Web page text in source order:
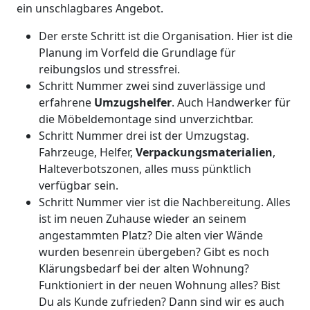
ein unschlagbares Angebot.
Der erste Schritt ist die Organisation. Hier ist die
Planung im Vorfeld die Grundlage für
reibungslos und stressfrei.
Schritt Nummer zwei sind zuverlässige und
erfahrene Umzugshelfer. Auch Handwerker für
die Möbeldemontage sind unverzichtbar.
Schritt Nummer drei ist der Umzugstag.
Fahrzeuge, Helfer, Verpackungsmaterialien,
Halteverbotszonen, alles muss pünktlich
verfügbar sein.
Schritt Nummer vier ist die Nachbereitung. Alles
ist im neuen Zuhause wieder an seinem
angestammten Platz? Die alten vier Wände
wurden besenrein übergeben? Gibt es noch
Klärungsbedarf bei der alten Wohnung?
Funktioniert in der neuen Wohnung alles? Bist
Du als Kunde zufrieden? Dann sind wir es auch